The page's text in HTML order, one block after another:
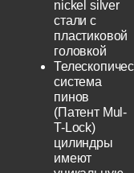
nickel silver
стали с
пластиковой
головкой
система
пинов
(Патент Mul-
T-Lock)
цилиндры
имеют